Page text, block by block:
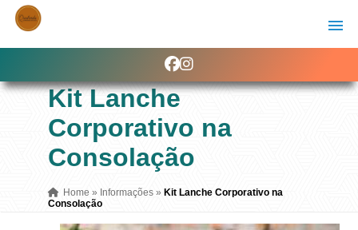
Kit Lanche
Corporativo na
Consolação
Home » Informações » Kit Lanche Corporativo na
Consolação